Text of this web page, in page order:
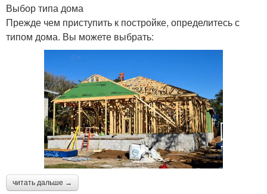
Выбор типа дома
Прежде чем приступить к постройке, определитесь с
типом дома. Вы можете выбрать:
читать дальше →